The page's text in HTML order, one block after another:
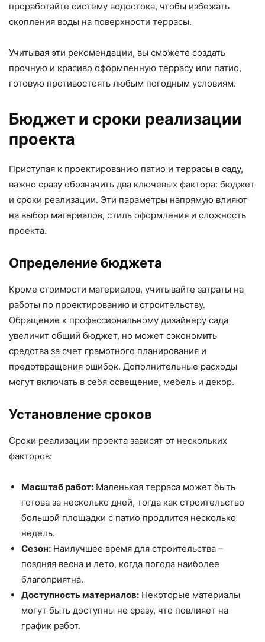
проработайте систему водостока, чтобы избежать
скопления воды на поверхности террасы.
Учитывая эти рекомендации, вы сможете создать
прочную и красиво оформленную террасу или патио,
готовую противостоять любым погодным условиям.
Бюджет и сроки реализации
проекта
Приступая к проектированию патио и террасы в саду,
важно сразу обозначить два ключевых фактора: бюджет
и сроки реализации. Эти параметры напрямую влияют
на выбор материалов, стиль оформления и сложность
проекта.
Определение бюджета
Кроме стоимости материалов, учитывайте затраты на
работы по проектированию и строительству.
Обращение к профессиональному дизайнеру сада
увеличит общий бюджет, но может сэкономить
средства за счет грамотного планирования и
предотвращения ошибок. Дополнительные расходы
могут включать в себя освещение, мебель и декор.
Установление сроков
Сроки реализации проекта зависят от нескольких
факторов:
Масштаб работ: Маленькая терраса может быть
готова за несколько дней, тогда как строительство
большой площадки с патио продлится несколько
недель.
Сезон: Наилучшее время для строительства –
поздняя весна и лето, когда погода наиболее
благоприятна.
Доступность материалов: Некоторые материалы
могут быть доступны не сразу, что повлияет на
график работ.